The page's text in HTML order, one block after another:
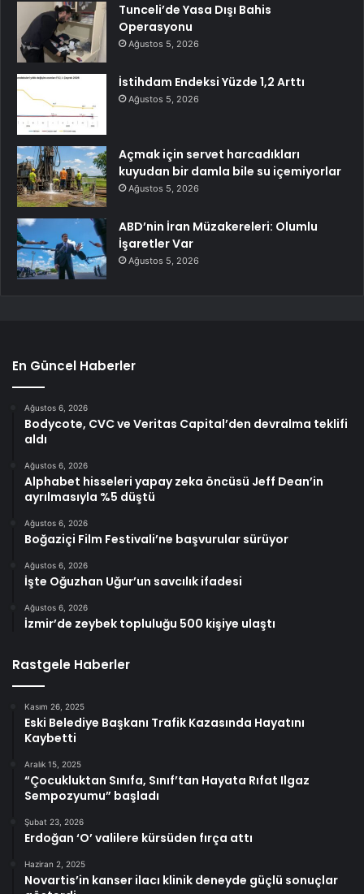
Tunceli’de Yasa Dışı Bahis
Operasyonu
Ağustos 5, 2026
İstihdam Endeksi Yüzde 1,2 Arttı
Ağustos 5, 2026
Açmak için servet harcadıkları
kuyudan bir damla bile su içemiyorlar
Ağustos 5, 2026
ABD’nin İran Müzakereleri: Olumlu
İşaretler Var
Ağustos 5, 2026
En Güncel Haberler
Ağustos 6, 2026
Bodycote, CVC ve Veritas Capital’den devralma teklifi
aldı
Ağustos 6, 2026
Alphabet hisseleri yapay zeka öncüsü Jeff Dean’in
ayrılmasıyla %5 düştü
Ağustos 6, 2026
Boğaziçi Film Festivali’ne başvurular sürüyor
Ağustos 6, 2026
İşte Oğuzhan Uğur’un savcılık ifadesi
Ağustos 6, 2026
İzmir’de zeybek topluluğu 500 kişiye ulaştı
Rastgele Haberler
Kasım 26, 2025
Eski Belediye Başkanı Trafik Kazasında Hayatını
Kaybetti
Aralık 15, 2025
“Çocukluktan Sınıfa, Sınıf’tan Hayata Rıfat Ilgaz
Sempozyumu” başladı
Şubat 23, 2026
Erdoğan ‘O’ valilere kürsüden fırça attı
Haziran 2, 2025
Novartis’in kanser ilacı klinik deneyde güçlü sonuçlar